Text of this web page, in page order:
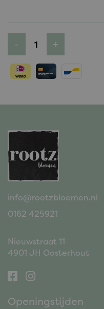
info@rootzbloemen.nl
0162 425921
Nieuwstraat 11
4901 JH Oosterhout
Openingstijden